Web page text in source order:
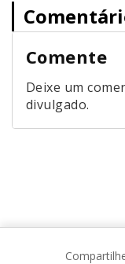
Comente
Deixe um
divulgado.